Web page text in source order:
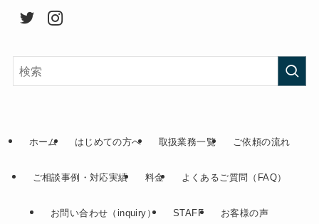
ホーム はじめての方へ 取扱業務一覧 ご依頼の流れ
ご相談事例・対応実績 料金 よくあるご質問（FAQ）
お問い合わせ（inquiry） STAFF お客様の声